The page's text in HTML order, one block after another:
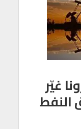
غيّر
النفط